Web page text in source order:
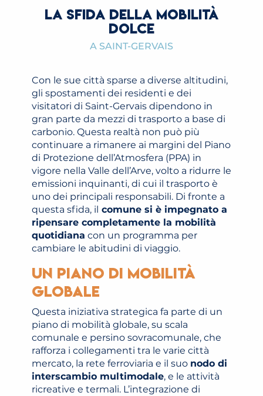
LA SFIDA DELLA MOBILITÀ
DOLCE
A SAINT-GERVAIS
Con le sue città sparse a diverse altitudini,
gli spostamenti dei residenti e dei
visitatori di Saint-Gervais dipendono in
gran parte da mezzi di trasporto a base di
carbonio. Questa realtà non può più
continuare a rimanere ai margini del Piano
di Protezione dell’Atmosfera (PPA) in
vigore nella Valle dell’Arve, volto a ridurre le
emissioni inquinanti, di cui il trasporto è
uno dei principali responsabili. Di fronte a
questa sfida, il comune si è impegnato a
ripensare completamente la mobilità
quotidiana con un programma per
cambiare le abitudini di viaggio.
Un piano di mobilità
globale
Questa iniziativa strategica fa parte di un
piano di mobilità globale, su scala
comunale e persino sovracomunale, che
rafforza i collegamenti tra le varie città
mercato, la rete ferroviaria e il suo nodo di
interscambio multimodale, e le attività
ricreative e termali. L’integrazione di